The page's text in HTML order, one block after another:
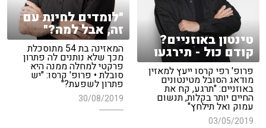
"לומדים לחיות עם
זה, אבל למה?"
המאזינה בת 54 מתוסכלת
מכך שלא נותנים לה פתרון
פרקטי למחלה ממנה היא
סובלת • פרופ' קרסו: "יש
פתרון לשפעת?"
30/08/2019
טינטון באוזניים?
קודם כול - תירגעו
פרופ' רפי קרסו ייעץ למאזין
מודאג הסובל מטינטונים
באוזניים: "תרגע, קח את
החיים יותר בקלות, תנשום
עמוק ואל תילחץ"
03/05/2019